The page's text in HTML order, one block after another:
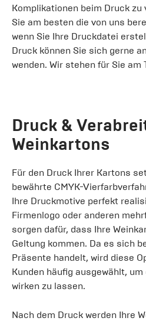
Komplikationen beim Druck zu
Sie am besten die von uns
wenn Sie Ihre Druckdatei
Druck können Sie sich gerne
wenden. Wir stehen für Sie am
Druck &
Weinkartons
Für den Druck Ihrer Kartons
bewährte CMYK-
Ihre Druckmotive perfekt
Firmenlogo oder anderen
sorgen dafür, dass Ihre
Geltung kommen. Da es sich
Präsente handelt, wird diese
Kunden häufig ausgewählt,
wirken zu lassen.
Nach dem Druck werden Ihre